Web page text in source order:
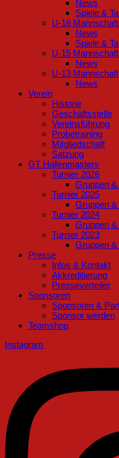
News
Spiele &
U-16 Mannschaft
News
Spiele &
U-15 Mannschaft
News
U-13 Mannschaft
News
Verein
Historie
Geschäftsstelle
Vereinsführung
Probetraining
Mitgliedschaft
Satzung
GT Hallenmasters
Turnier 2026
Gruppen
Turnier 2025
Gruppen
Turnier 2024
Gruppen
Turnier 2023
Gruppen
Presse
Infos & Kontakt
Akkreditierung
Presseverteiler
Sponsoren
Sponsoren &
Sponsor werden
Teamshop
Instagram